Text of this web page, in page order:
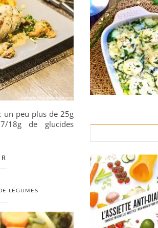
un peu plus de 25g
18g de glucides
LÉGUMES